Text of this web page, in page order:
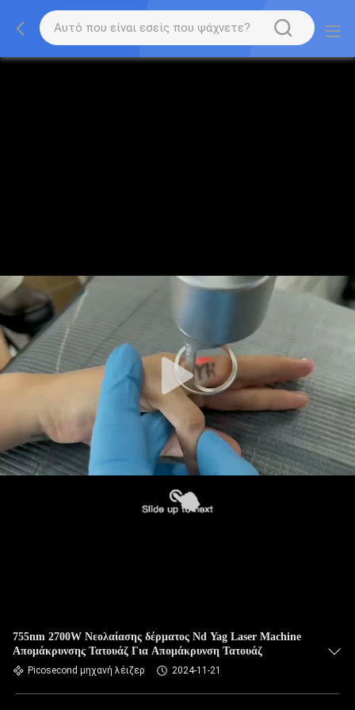
755nm 2700W Νεολαίασης δέρματος Nd Yag Laser Machine
Απομάκρυνσης Τατουάζ Για Απομάκρυνση Τατουάζ
Picosecond μηχανή λέιζερ 2024-11-21